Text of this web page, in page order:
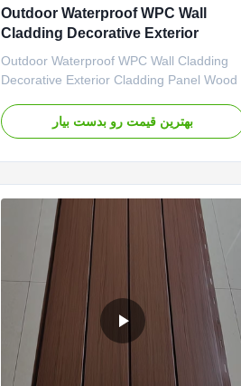
Outdoor Waterproof WPC Wall
Cladding Decorative Exterior
Cladding Panel for Wall Cladding
Outdoor WPC Wall Panel
Outdoor Waterproof WPC Wall Cladding
Decorative Exterior Cladding Panel Wood
wall/roofing/facade wooden wall panel
exterior/external wall cladding. WPC
بهترین قیمت رو بدست بیار